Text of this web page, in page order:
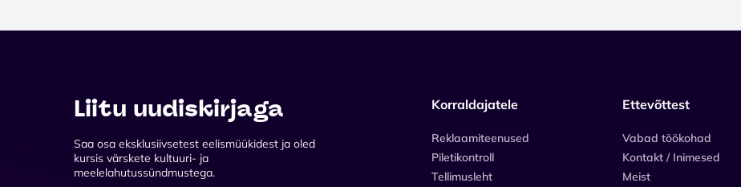
Liitu uudiskirjaga
Saa osa eksklusiivsetest eelismüükidest ja oled
kursis värskete kultuuri- ja
meelelahutussündmustega.
Korraldajatele
Reklaamiteenused
Piletikontroll
Tellimusleht
Ettevõttest
Vabad töökohad
Kontakt / Inimesed
Meist